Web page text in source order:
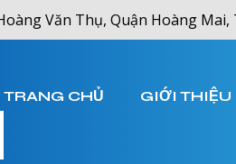
Văn Thụ, Quận Hoàng
TRANG CHỦ GIỚI THIỆU